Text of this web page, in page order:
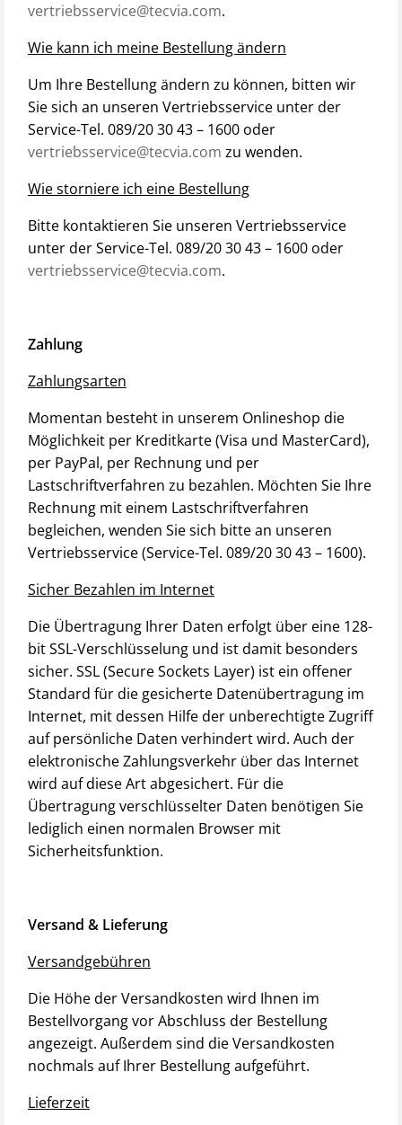
vertriebsservice@tecvia.com.
Wie kann ich meine Bestellung ändern
Um Ihre Bestellung ändern zu können, bitten wir
Sie sich an unseren Vertriebsservice unter der
Service-Tel. 089/20 30 43 – 1600 oder
vertriebsservice@tecvia.com zu wenden.
Wie storniere ich eine Bestellung
Bitte kontaktieren Sie unseren Vertriebsservice
unter der Service-Tel. 089/20 30 43 – 1600 oder
vertriebsservice@tecvia.com.
Zahlung
Zahlungsarten
Momentan besteht in unserem Onlineshop die
Möglichkeit per Kreditkarte (Visa und MasterCard),
per PayPal, per Rechnung und per
Lastschriftverfahren zu bezahlen. Möchten Sie Ihre
Rechnung mit einem Lastschriftverfahren
begleichen, wenden Sie sich bitte an unseren
Vertriebsservice (Service-Tel. 089/20 30 43 – 1600).
Sicher Bezahlen im Internet
Die Übertragung Ihrer Daten erfolgt über eine 128-
bit SSL-Verschlüsselung und ist damit besonders
sicher. SSL (Secure Sockets Layer) ist ein offener
Standard für die gesicherte Datenübertragung im
Internet, mit dessen Hilfe der unberechtigte Zugriff
auf persönliche Daten verhindert wird. Auch der
elektronische Zahlungsverkehr über das Internet
wird auf diese Art abgesichert. Für die
Übertragung verschlüsselter Daten benötigen Sie
lediglich einen normalen Browser mit
Sicherheitsfunktion.
Versand & Lieferung
Versandgebühren
Die Höhe der Versandkosten wird Ihnen im
Bestellvorgang vor Abschluss der Bestellung
angezeigt. Außerdem sind die Versandkosten
nochmals auf Ihrer Bestellung aufgeführt.
Lieferzeit